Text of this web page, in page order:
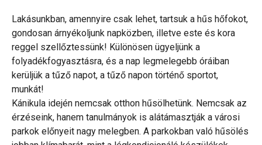
Lakásunkban, amennyire csak lehet, tartsuk a hűs hőfokot,
gondosan árnyékoljunk napközben, illetve este és kora
reggel szellőztessünk! Különösen ügyeljünk a
folyadékfogyasztásra, és a nap legmelegebb óráiban
kerüljük a tűző napot, a tűző napon történő sportot,
munkát!
Kánikula idején nemcsak otthon hűsölhetünk. Nemcsak az
érzéseink, hanem tanulmányok is alátámasztják a városi
parkok előnyeit nagy melegben. A parkokban való hűsölés